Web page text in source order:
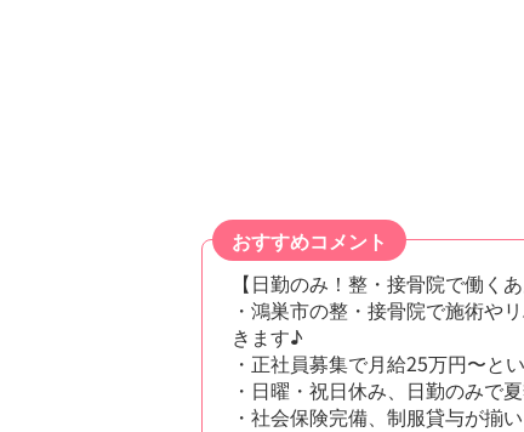
おすすめコメント
【日勤のみ！整・接骨院で働く
・鴻巣市の整・接骨院で施術や
きます♪
・正社員募集で月給25万円〜と
・日曜・祝日休み、日勤のみで
・社会保険完備、制服貸与が揃